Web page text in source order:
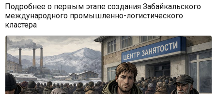
Подробнее о первым этапе создания Забайкальского
международного промышленно-логистического
кластера